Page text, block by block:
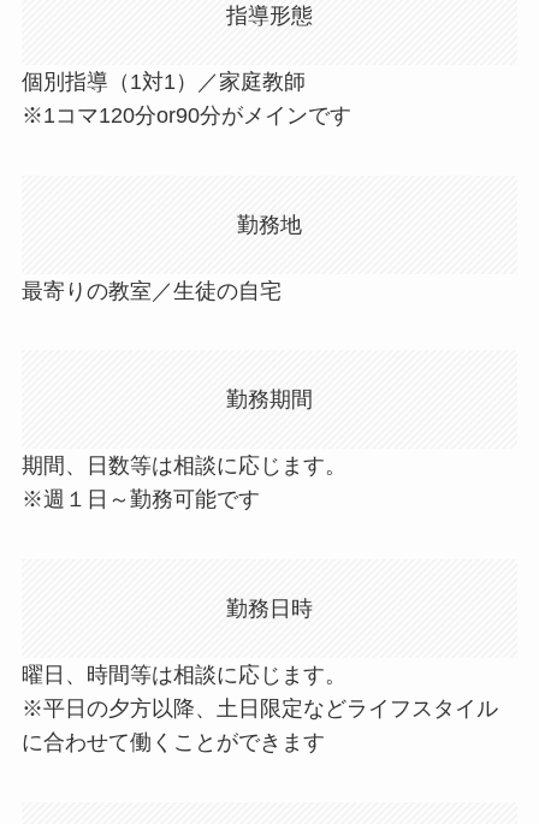
指導形態
個別指導（1対1）／家庭教師
※1コマ120分or90分がメインです
勤務地
最寄りの教室／生徒の自宅
勤務期間
期間、日数等は相談に応じます。
※週１日～勤務可能です
勤務日時
曜日、時間等は相談に応じます。
※平日の夕方以降、土日限定などライフスタイル
に合わせて働くことができます